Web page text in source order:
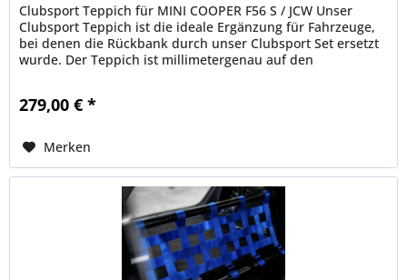
Clubsport Teppich für MINI COOPER F56 S / JCW Unser
Clubsport Teppich ist die ideale Ergänzung für Fahrzeuge,
bei denen die Rückbank durch unser Clubsport Set ersetzt
wurde. Der Teppich ist millimetergenau auf den
279,00 € *
Merken